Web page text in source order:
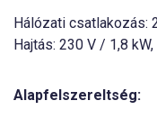
Hálózati csatlakozás:
Hajtás: 230 V / 1,8
Alapfelszereltség: